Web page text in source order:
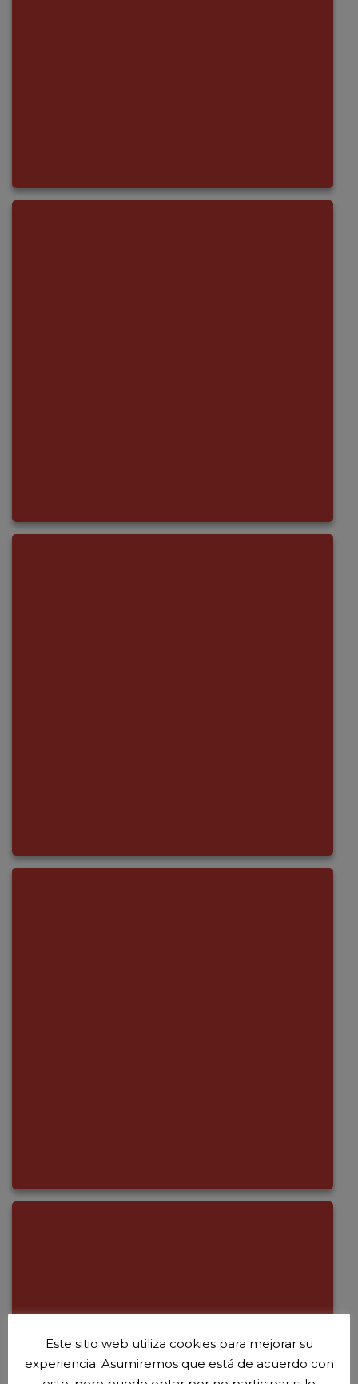
Este sitio web utiliza cookies para mejorar su
experiencia. Asumiremos que está de acuerdo con